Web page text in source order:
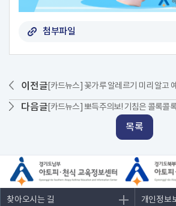
첨부파일
이전글[카드뉴스] 꽃가루 알레르기 미리 알고
목록
다음글
찾아오시는 길 개인정보